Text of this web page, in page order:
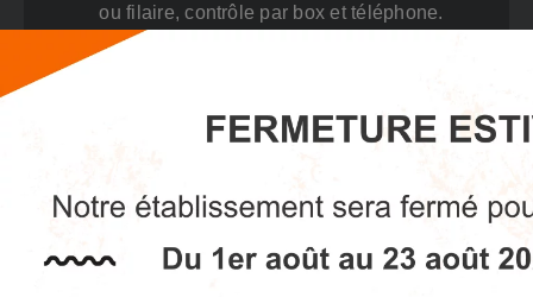
ou filaire, contrôle par box et téléphone.
Remplacement de télécommande
vacances sereinement grâce à la
roulants (domotique). Avec NICE ou